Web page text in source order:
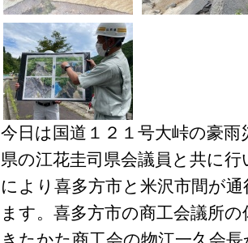
今日は国道１２１号大峠の豪
県の江花圭司県会議員と共に
により喜多方市と米沢市間が
ます。喜多方市の商工会議所